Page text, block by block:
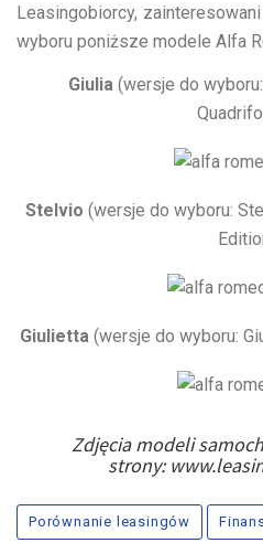
Leasingobiorcy,
wyboru poniższe modele Alfa
Giulia (wersje do
Stelvio (wersje do wyboru:
Giulietta(wersje do wyboru:
Zdjęcia modeli
strony:
Porównanie leasingów